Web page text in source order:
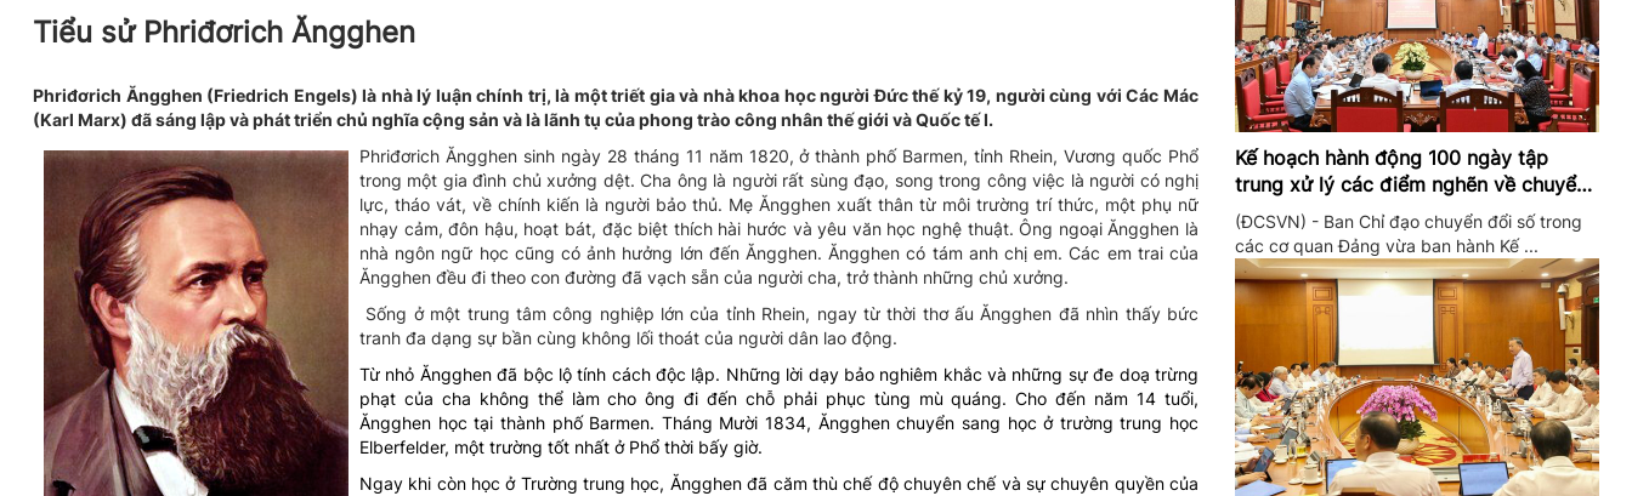
Tiểu sử Phriđơrich Ăngghen
Phriđơrich Ăngghen (Friedrich Engels) là nhà lý luận chính trị, là một triết gia và nhà khoa học người Đức thế kỷ 19, người cùng với Các Mác
(Karl Marx) đã sáng lập và phát triển chủ nghĩa cộng sản và là lãnh tụ của phong trào công nhân thế giới và Quốc tế I.
Phriđơrich Ăngghensinh ngày 28 tháng 11 năm 1820, ở thành phố Barmen, tỉnh Rhein, Vương quốc Phổ
trong một gia đình chủ xưởng dệt. Cha ông là người rất sùng đạo, song trong công việc là người có nghị
lực, tháo vát, về chính kiến là người bảo thủ. Mẹ Ăngghen xuất thân từ môi trường trí thức, một phụ nữ
nhạy cảm, đôn hậu, hoạt bát, đặc biệt thích hài hước và yêu văn học nghệ thuật. Ông ngoại Ăngghen là
nhà ngôn ngữ học cũng có ảnh hưởng lớn đến Ăngghen. Ăngghen có tám anh chị em. Các em trai của
Ăngghen đều đi theo con đường đã vạch sẵn của người cha, trở thành những chủ xưởng.
Sống ở một trung tâm công nghiệp lớn của tỉnh Rhein, ngay từ thời thơ ấu Ăngghen đã nhìn thấy bức
tranh đa dạng sự bần cùng không lối thoát của người dân lao động.
Từ nhỏ Ăngghen đã bộc lộ tính cách độc lập. Những lời dạy bảo nghiêm khắc và những sự đe doạ trừng
phạt của cha không thể làm cho ông đi đến chỗ phải phục tùng mù quáng. Cho đến năm 14 tuổi,
Ăngghen học tại thành phố Barmen. Tháng Mười 1834, Ăngghen chuyển sang học ở trường trung học
Elberfelder, một trường tốt nhất ở Phổ thời bấy giờ.
Ngay khi còn học ở Trường trung học, Ăngghen đã căm thù chế độ chuyên chế và sự chuyên quyền của
Kế hoạch hành động 100 ngày tập
trung xử lý các điểm nghẽn về chuyển
đổi số trong các cơ quan Đảng
(ĐCSVN) - Ban Chỉ đạo chuyển đổi số trong
các cơ quan Đảng vừa ban hành Kế ...